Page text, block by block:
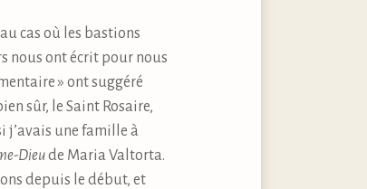
cas où les bastions
nous ont écrit pour nous
» ont suggéré
sûr, le Saint Rosaire,
j’avais une famille à
Dieude Maria Valtorta.
depuis le début, et